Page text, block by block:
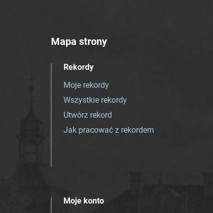
Mapa strony
Rekordy
Moje rekordy
Wszystkie rekordy
Utwórz rekord
Jak pracować z rekordem
Moje konto